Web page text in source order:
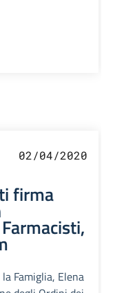
02/04/2020
firma
Famiglia, Elena